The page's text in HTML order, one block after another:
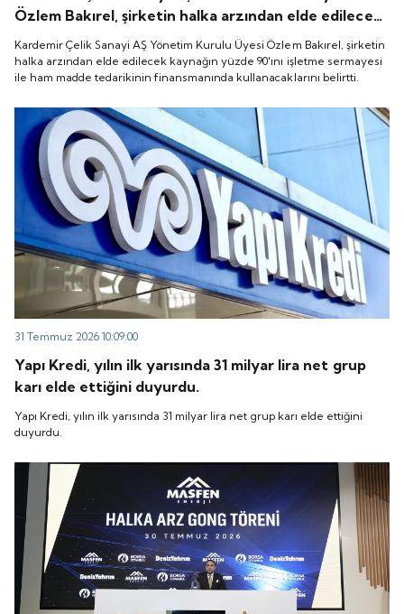
Özlem Bakırel, şirketin halka arzından elde edilecek
kaynağın yüzde 90'ını işletme sermayesi ile ham
madde tedarikinin finansmanında kullanacaklarını
belirtti.
Kardemir Çelik Sanayi AŞ Yönetim Kurulu Üyesi Özlem Bakırel, şirketin
halka arzından elde edilecek kaynağın yüzde 90'ını işletme sermayesi
ile ham madde tedarikinin finansmanında kullanacaklarını belirtti.
31 Temmuz 2026 10:09:00
Yapı Kredi, yılın ilk yarısında 31 milyar lira net grup
karı elde ettiğini duyurdu.
Yapı Kredi, yılın ilk yarısında 31 milyar lira net grup karı elde ettiğini
duyurdu.